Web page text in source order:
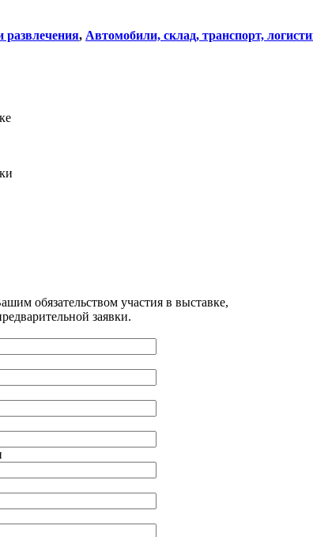
развлечения, Автомобили, склад, транспорт,
обязательством участия в выставке,
заявки.